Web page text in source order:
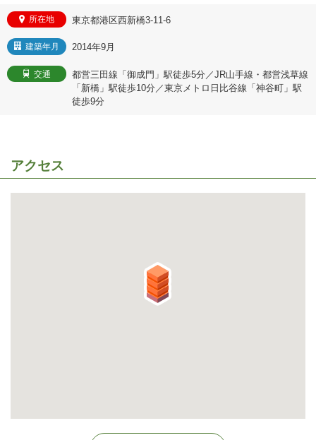
所在地 東京都港区西新橋3-11-6
建築年月 2014年9月
交通
都営三田線「御成門」駅徒歩5分／JR山手線・都営浅草線
「新橋」駅徒歩10分／東京メトロ日比谷線「神谷町」駅
徒歩9分
アクセス